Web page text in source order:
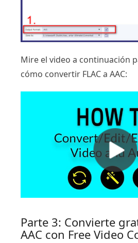
Mire el video a continuación
cómo convertir FLAC a AAC:
Parte 3: Convierte
AAC con Free Video